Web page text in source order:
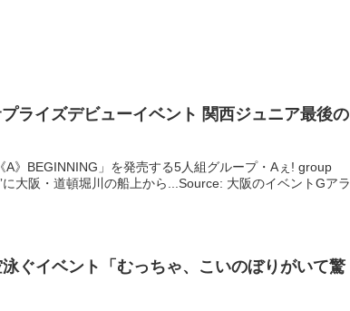
ライズデビューイベント 関西ジュニア最後の
A》BEGINNING」を発売する5人組グループ・Aぇ! group
大阪・道頓堀川の船上から...Source: 大阪のイベントGアラ
ぐイベント
「むっちゃ、こいのぼりがいて驚